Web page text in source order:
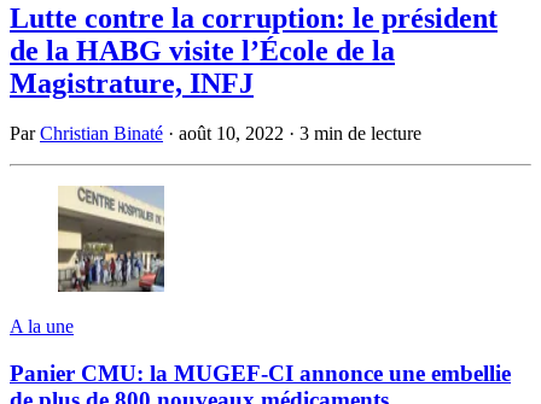
Lutte contre la corruption: le président
de la HABG visite l’École de la
Magistrature, INFJ
ParChristian Binaté · août 10, 2022 · 3 min de lecture
A la une
Panier CMU: la MUGEF-CI annonce une embellie